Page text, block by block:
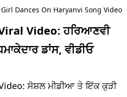
Girl Dances On Haryanvi Song Video
Video: ਹਰਿਆਣਵੀ
ਡਾਂਸ, ਵੀਡੀਓ
ਸੋਸ਼ਲ ਮੀਡੀਆ ਤੇ ਇੱਕ ਕੁੜੀ